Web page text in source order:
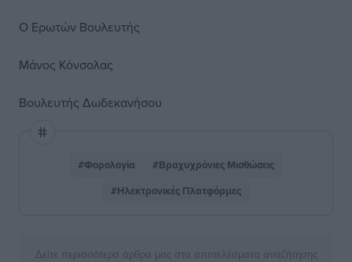
Ο Ερωτών Βουλευτής
Μάνος Κόνσολας
Βουλευτής Δωδεκανήσου
#Φορολογία
#Βραχυχρόνιες Μισθώσεις
#Ηλεκτρονικές Πλατφόρμες
Δείτε περισσότερα άρθρα μας στα αποτελέσματα αναζήτησης